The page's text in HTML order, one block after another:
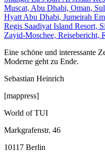
Eine schöne und interessante
Moderne geht zu Ende.
Sebastian Heinrich
[mappress]
World of TUI
Markgrafenstr. 46
10117 Berlin